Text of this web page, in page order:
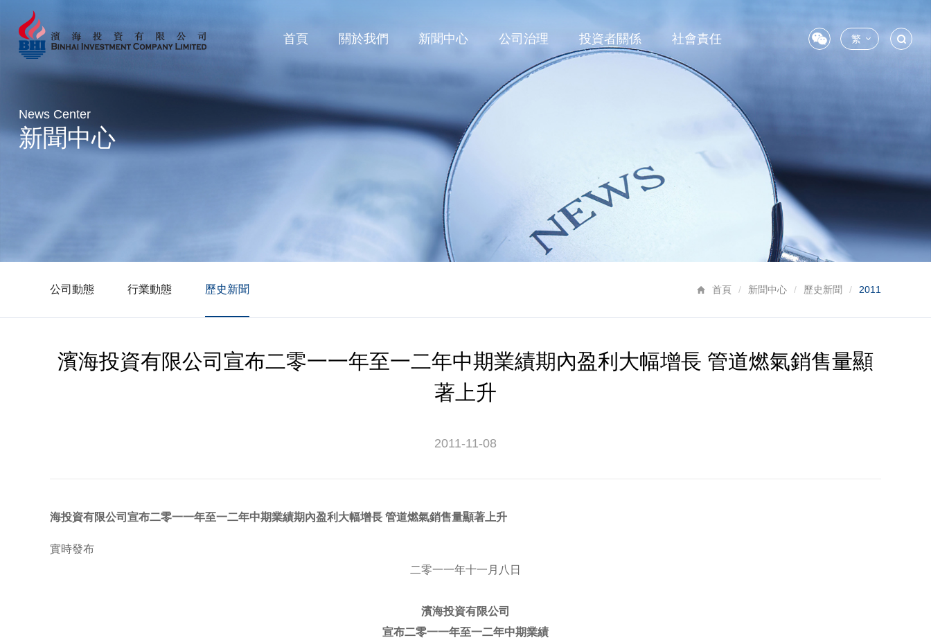
首頁 關於我們 新聞中心 公司治理 投資者關係 社會責任 繁
News Center
新聞中心
首頁 / 新聞中心 / 歷史新聞 / 2011
公司動態 行業動態 歷史新聞
濱海投資有限公司宣布二零一一年至一二年中期業績期內盈利大幅增長 管道燃氣銷售量顯
著上升
2011-11-08
海投資有限公司宣布二零一一年至一二年中期業績期內盈利大幅增長 管道燃氣銷售量顯著上升
實時發布
二零一一年十一月八日
濱海投資有限公司
宣布二零一一年至一二年中期業績